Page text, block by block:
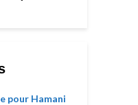
pour Hamani